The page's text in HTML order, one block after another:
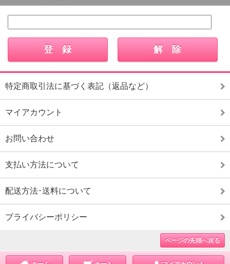
特定商取引法に基づく表記（返品など）
マイアカウント
お問い合わせ
支払い方法について
配送方法･送料について
プライバシーポリシー
ページの先頭へ戻る